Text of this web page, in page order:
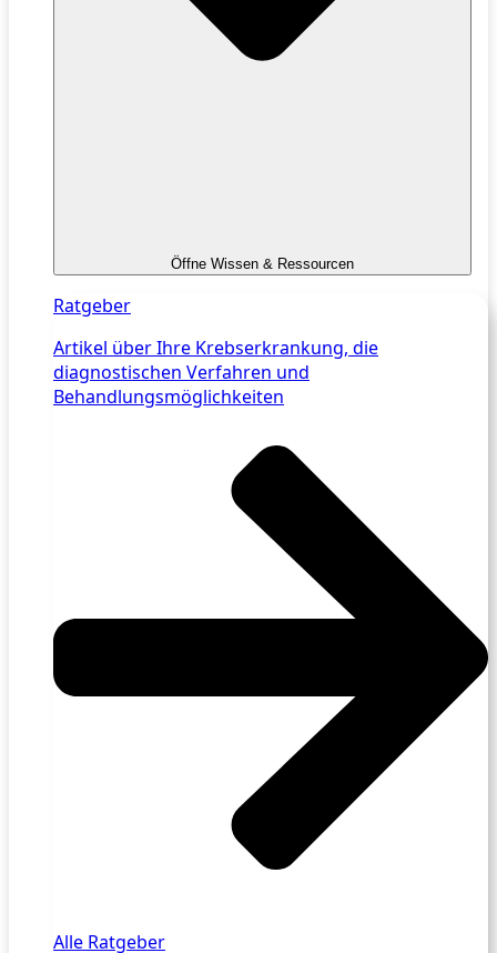
Öffne Wissen & Ressourcen
Ratgeber
Artikel über Ihre Krebserkrankung, die
diagnostischen Verfahren und
Behandlungsmöglichkeiten
Alle Ratgeber